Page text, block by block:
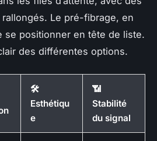
rallongés. Le pré-fibrage, en
se positionner en tête de liste.
des différentes options.
🛠️
Esthétiqu
e
📶
Stabilité
du signal